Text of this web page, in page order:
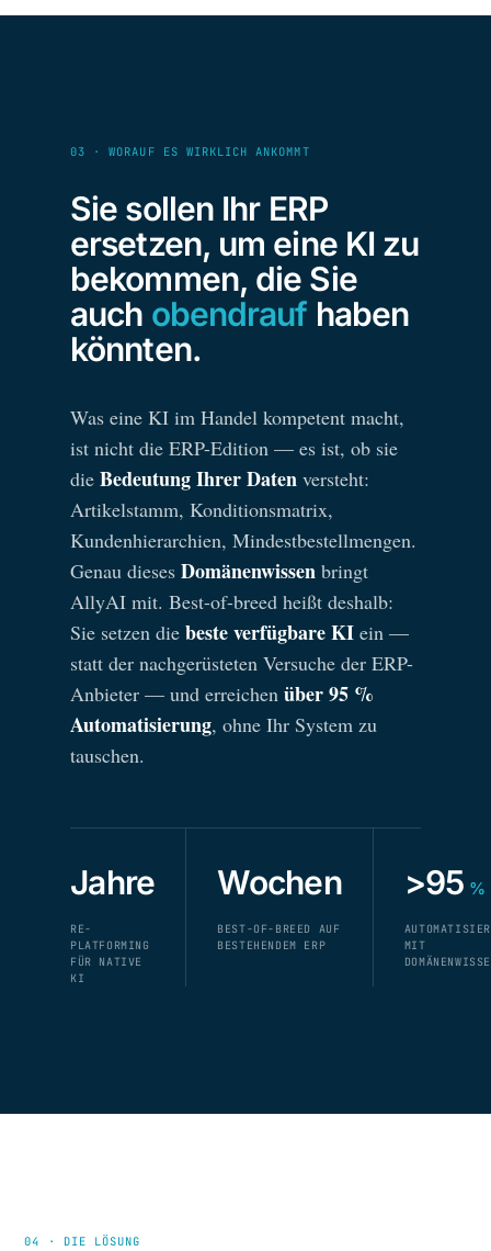
03 · WORAUF ES WIRKLICH ANKOMMT
Sie sollen Ihr ERP
ersetzen, um eine KI zu
bekommen, die Sie
auch obendrauf haben
könnten.
Was eine KI im Handel kompetent macht,
ist nicht die ERP-Edition — es ist, ob sie
die Bedeutung Ihrer Daten versteht:
Artikelstamm, Konditionsmatrix,
Kundenhierarchien, Mindestbestellmengen.
Genau dieses Domänenwissen bringt
AllyAI mit. Best-of-breed heißt deshalb:
Sie setzen die beste verfügbare KI ein —
statt der nachgerüsteten Versuche der ERP-
Anbieter — und erreichen über 95 %
Automatisierung, ohne Ihr System zu
tauschen.
Jahre
RE-
PLATFORMING
FÜR NATIVE
KI
Wochen
BEST-OF-BREED AUF
BESTEHENDEM ERP
>95 %
MIT
04 · DIE LÖSUNG